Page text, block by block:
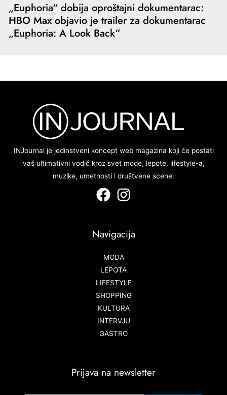
„Euphoria“ dobija oproštajni dokumentarac:
HBO Max objavio je trailer za dokumentarac
„Euphoria: A Look Back“
INJournal je jedinstveni koncept web magazina koji će postati
vaš ultimativni vodič kroz svet mode, lepote, lifestyle-a,
muzike, umetnosti i društvene scene.
Navigacija
MODA
LEPOTA
LIFESTYLE
SHOPPING
KULTURA
INTERVJU
GASTRO
Prijava na newsletter